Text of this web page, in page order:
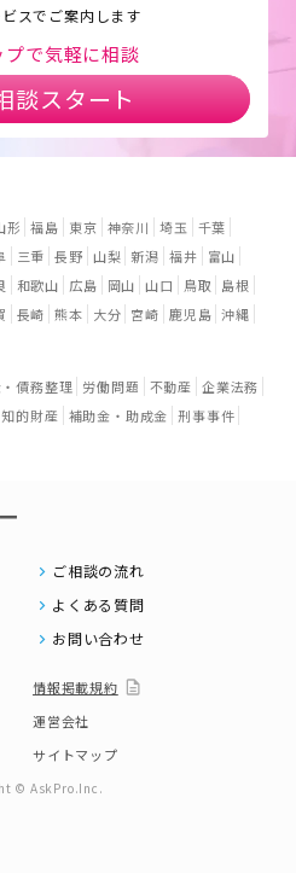
スでご案内します
で気軽に相談
談スタート
形 福島 東京 神奈川 埼玉
千葉
三重 長野 山梨 新潟 福井
富山
和歌山 広島 岡山 山口 鳥取
島根
長崎 熊本 大分 宮崎 鹿児島 沖縄
債務整理 労働問題 不動産 企業法務
知的財産 補助金・助成金 刑事事件
ご相談の流れ
よくある質問
お問い合わせ
情報掲載規約
運営会社
サイトマップ
© AskPro.Inc.